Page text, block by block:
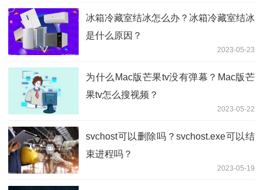
冰箱冷藏室结冰怎么办？冰箱冷藏室结冰
是什么原因？
2023-05-23
为什么Mac版芒果tv没有弹幕？Mac版芒
果tv怎么搜视频？
2023-05-22
svchost可以删除吗？svchost.exe可以结
束进程吗？
2023-05-19